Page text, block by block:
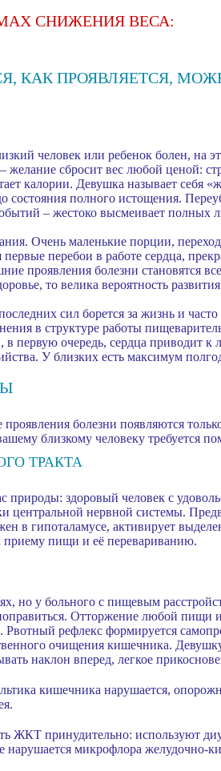
СНИЖЕНИЯ ВЕСА:
КАК ПРОЯВЛЯЕТСЯ,
человек или ребенок болен, на
сбросит вес любой ценой:
калории. Девушка называет себя
состояния полного истощения.
– жестоко высмеивает полных
Очень маленькие порции,
перебои в работе сердца,
проявления болезни становятся
то велика вероятность
сил борется за жизнь и
в структуре работы
очередь, сердца приводит к
У близких есть максимум
болезни появляются
близкому человеку требуется
ТРАКТА
здоровый человек с
центральной нервной системы.
в гипоталамусе, активирует
приему пищи и её перевариванию.
но у больного с пищевым
Отторжение любой пищи
рефлекс формируется
очищения кишечника.
наклон вперед, легкое
кишечника нарушается,
ЖКТ принудительно: используют
нарушается микрофлора желудочно-